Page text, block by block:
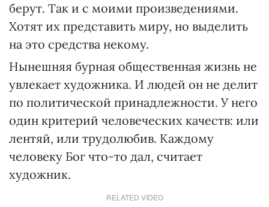
берут. Так и с моими произведениями.
Хотят их представить миру, но выделить
на это средства некому.
Нынешняя бурная общественная жизнь не
увлекает художника. И людей он не делит
по политической принадлежности. У него
один критерий человеческих качеств: или
лентяй, или трудолюбив. Каждому
человеку Бог что-то дал, считает
художник.
RELATED VIDEO